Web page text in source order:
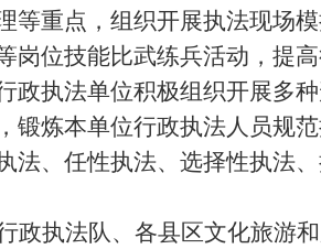
等重点，组织开展执法现场
岗位技能比武练兵活动，提
政执法单位积极组织开展多
锻炼本单位行政执法人员规
法、任性执法、选择性执法
政执法队、各县区文化旅游和